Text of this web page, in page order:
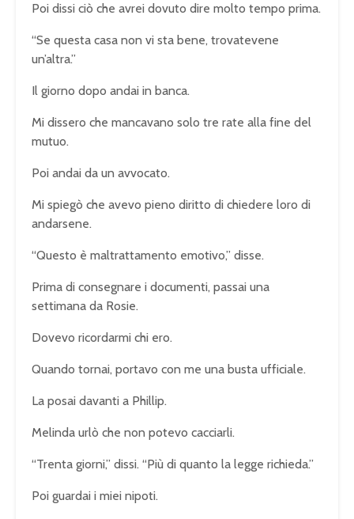
Poi dissi ciò che avrei dovuto dire molto tempo prima.
“Se questa casa non vi sta bene, trovatevene
un’altra.”
Il giorno dopo andai in banca.
Mi dissero che mancavano solo tre rate alla fine del
mutuo.
Poi andai da un avvocato.
Mi spiegò che avevo pieno diritto di chiedere loro di
andarsene.
“Questo è maltrattamento emotivo,” disse.
Prima di consegnare i documenti, passai una
settimana da Rosie.
Dovevo ricordarmi chi ero.
Quando tornai, portavo con me una busta ufficiale.
La posai davanti a Phillip.
Melinda urlò che non potevo cacciarli.
“Trenta giorni,” dissi. “Più di quanto la legge richieda.”
Poi guardai i miei nipoti.